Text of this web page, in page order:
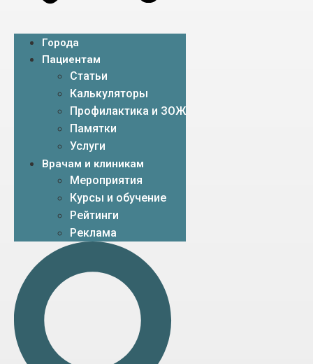
Города
Пациентам
Статьи
Калькуляторы
Профилактика и ЗОЖ
Памятки
Услуги
Врачам и клиникам
Мероприятия
Курсы и обучение
Рейтинги
Реклама